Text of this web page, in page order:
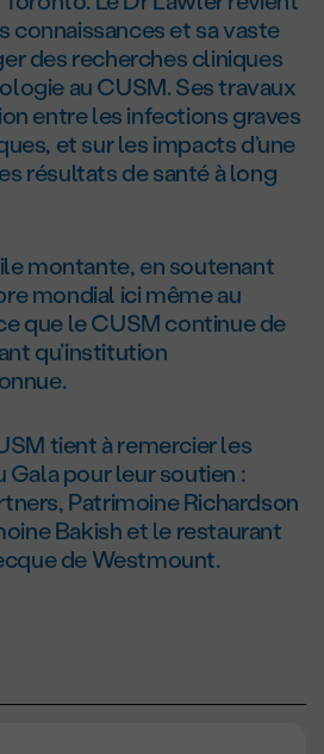
connaissances et sa vaste
des recherches cliniques
au CUSM. Ses travaux
entre les infections graves
et sur les impacts d’une
résultats de santé à long
montante, en soutenant
mondial ici même au
que le CUSM continue de
qu’institution
tient à remercier les
pour leur soutien :
Patrimoine Richardson
Bakish et le restaurant
de Westmount.